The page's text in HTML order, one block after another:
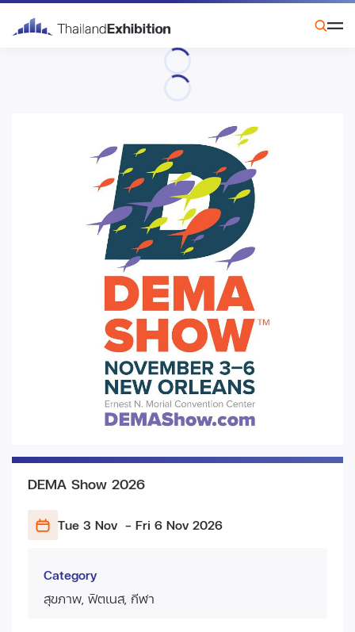
DEMA Show 2026
Tue 3 Nov - Fri 6 Nov 2026
Category
สุขภาพ, ฟิตเนส, กีฬา